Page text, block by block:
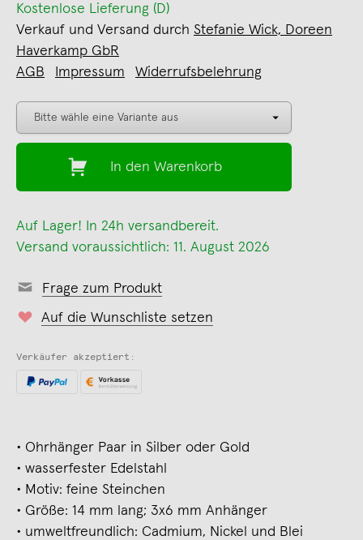
Kostenlose Lieferung (D)
Verkauf und Versand durch Stefanie Wick, Doreen
Haverkamp GbR
AGB
Impressum Widerrufsbelehrung
In den Warenkorb
Auf Lager! In 24h versandbereit.
Versand voraussichtlich: 11. August 2026
Frage zum Produkt
Auf die Wunschliste setzen
Verkäufer akzeptiert:
∙ Ohrhänger Paar in Silber oder Gold
∙ wasserfester Edelstahl
∙ Motiv: feine Steinchen
∙ Größe: 14 mm lang; 3x6 mm Anhänger
∙ umweltfreundlich: Cadmium, Nickel und Blei